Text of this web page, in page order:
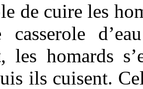
de cuire les
casserole
les homards
ils cuisent.